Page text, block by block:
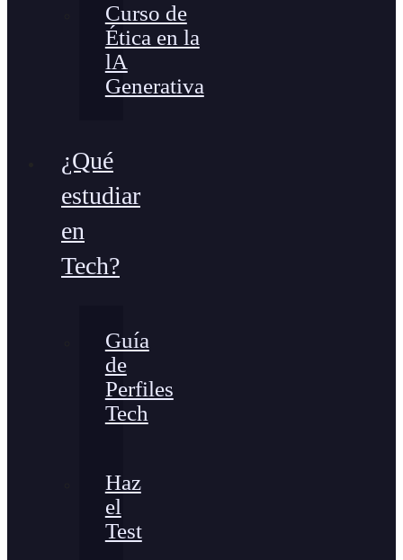
Curso de
Ética en la
lA
Generativa
¿Qué
estudiar
en
Tech?
Guía
de
Perfiles
Tech
Haz
el
Test